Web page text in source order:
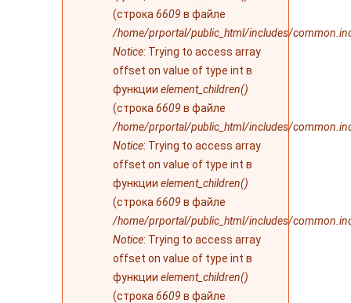
(строка 6609 в файле
/home/prportal/public_html/includes/
Notice: Trying to access array
offset on value of type int в
функции element_children()
(строка 6609 в файле
/home/prportal/public_html/includes/
Notice: Trying to access array
offset on value of type int в
функции element_children()
(строка 6609 в файле
/home/prportal/public_html/includes/
Notice: Trying to access array
offset on value of type int в
функции element_children()
(строка 6609 в файле